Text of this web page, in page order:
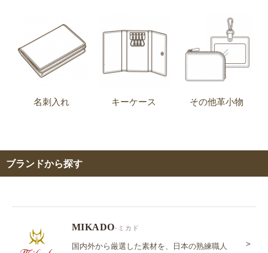
名刺入れ キーケース その他革小物
ブランドから探す
MIKADO-ミカド
国内外から厳選した素材を、日本の熟練職人
＞